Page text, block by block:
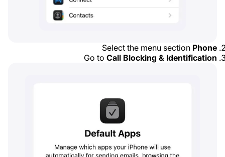
Select the menu section Phone
Go to Call Blocking & Identification